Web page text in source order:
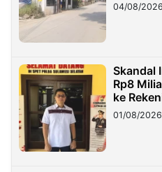
04/08/
Skandal
Rp8
ke
Timur
01/08/